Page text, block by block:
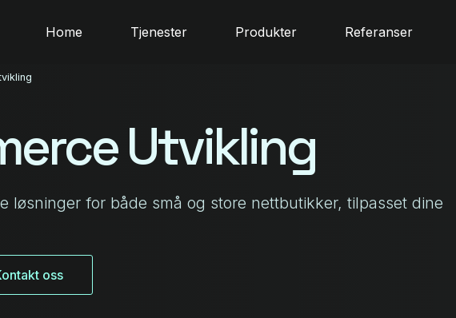
Home Tjenester Produkter Referanser
Utvikling
løsninger for både små og store nettbutikker, tilpasset dine
oss